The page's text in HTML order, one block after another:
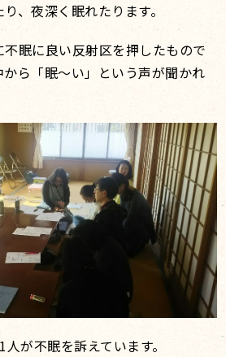
、夜深く眠れたります。
眠に良い反射区を押したもので
ら「眠～い」という声が聞かれ
が不眠を訴えています。